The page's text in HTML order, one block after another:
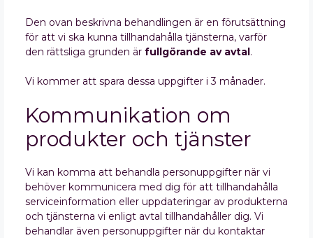
Den ovan beskrivna behandlingen är en förutsättning
för att vi ska kunna tillhandahålla tjänsterna, varför
den rättsliga grunden är fullgörande av avtal.
Vi kommer att spara dessa uppgifter i 3 månader.
Kommunikation om
produkter och tjänster
Vi kan komma att behandla personuppgifter när vi
behöver kommunicera med dig för att tillhandahålla
serviceinformation eller uppdateringar av produkterna
och tjänsterna vi enligt avtal tillhandahåller dig. Vi
behandlar även personuppgifter när du kontaktar